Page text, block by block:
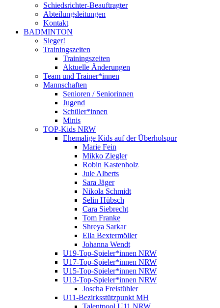
Schiedsrichter-Beauftragter
Abteilungsleitungen
Kontakt
BADMINTON
Sieger!
Trainingszeiten
Trainingszeiten
Aktuelle Änderungen
Team und Trainer*innen
Mannschaften
Senioren / Seniorinnen
Jugend
Schüler*innen
Minis
TOP-Kids NRW
Ehemalige Kids auf der Überholspur
Marie Fein
Mikko Ziegler
Robin Kastenholz
Jule Alberts
Sara Jäger
Nikola Schmidt
Selin Hübsch
Cara Siebrecht
Tom Franke
Shreya Sarkar
Ella Bextermöller
Johanna Wendt
U19-Top-Spieler*innen NRW
U17-Top-Spieler*innen NRW
U15-Top-Spieler*innen NRW
U13-Top-Spieler*innen NRW
Joscha Freistühler
U11-Bezirksstützpunkt MH
Talentpool U11 NRW